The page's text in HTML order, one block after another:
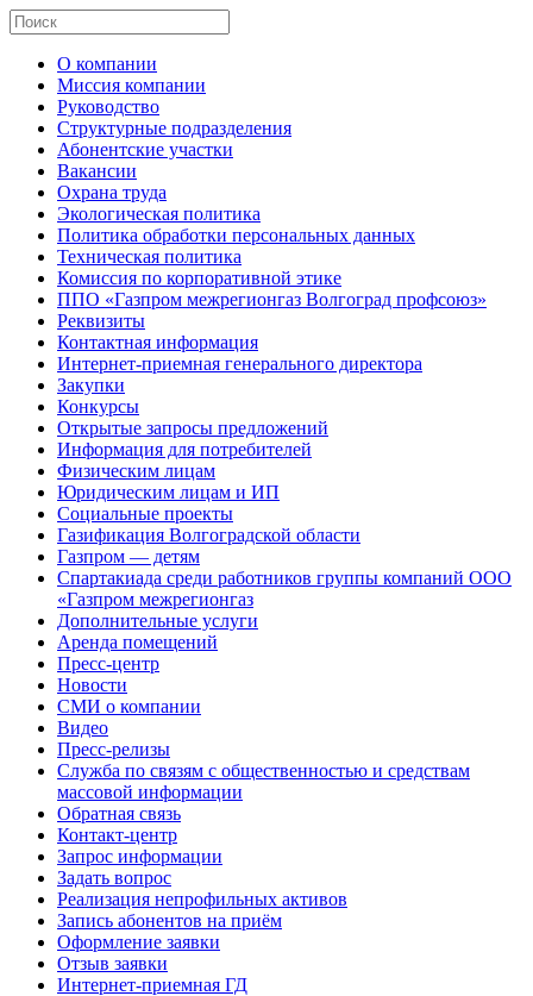
О компании
Миссия компании
Руководство
Структурные подразделения
Абонентские участки
Вакансии
Охрана труда
Экологическая политика
Политика обработки персональных данных
Техническая политика
Комиссия по корпоративной этике
ППО «Газпром межрегионгаз Волгоград профсоюз»
Реквизиты
Контактная информация
Интернет-приемная генерального директора
Закупки
Конкурсы
Открытые запросы предложений
Информация для потребителей
Физическим лицам
Юридическим лицам и ИП
Социальные проекты
Газификация Волгоградской области
Газпром — детям
Спартакиада среди работников группы компаний ООО
«Газпром межрегионгаз
Дополнительные услуги
Аренда помещений
Пресс-центр
Новости
СМИ о компании
Видео
Пресс-релизы
Служба по связям с общественностью и средствам
массовой информации
Обратная связь
Контакт-центр
Запрос информации
Задать вопрос
Реализация непрофильных активов
Запись абонентов на приём
Оформление заявки
Отзыв заявки
Интернет-приемная ГД